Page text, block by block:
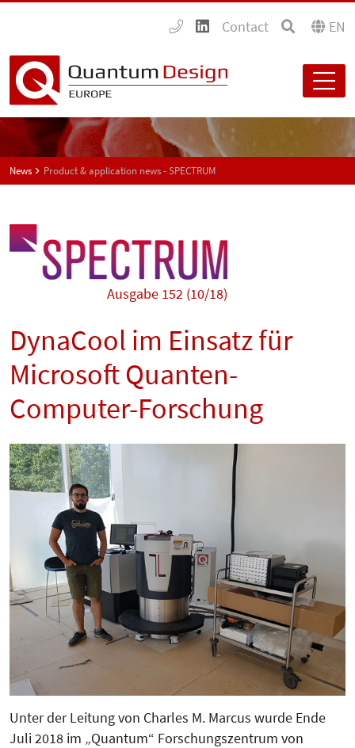
Contact EN
News Product & application news - SPECTRUM
Ausgabe 152 (10/18)
DynaCool im Einsatz für
Microsoft Quanten-
Computer-Forschung
Unter der Leitung von Charles M. Marcus wurde Ende
Juli 2018 im „Quantum“ Forschungszentrum von